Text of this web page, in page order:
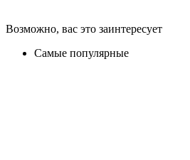
Возможно, вас это заинтересует
Самые популярные